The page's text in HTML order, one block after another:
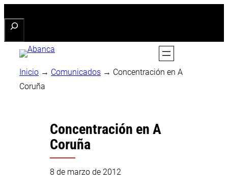
contenido
Inicio → Comunicados → Concentración en A
Coruña
Concentración en A
Coruña
8 de marzo de 2012